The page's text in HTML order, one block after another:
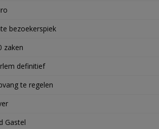
bezoekerspiek
zaken
definitief
te regelen
Gastel